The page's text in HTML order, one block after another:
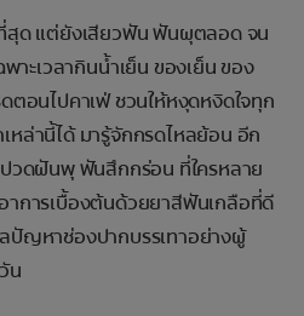
สุด แต่ยังเสียวฟัน ฟันผุตลอด จน
พาะเวลากินน้ำเย็น ของเย็น ของ
ตอนไปคาเฟ่ ชวนให้หงุดหงิดใจทุก
หล่านี้ได้ มารู้จักกรดไหลย้อน อีก
วดฝันพุ ฟันสึกกร่อน ที่ใครหลาย
การเบื้องต้นด้วยยาสีฟันเกลือที่ดี
ปัญหาช่องปากบรรเทาอย่างผู้
น